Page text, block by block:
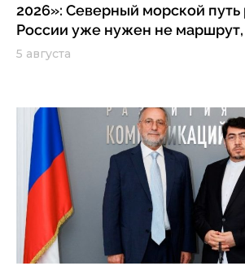
2026»: Северный морской путь
России уже нужен не маршрут,
5 августа